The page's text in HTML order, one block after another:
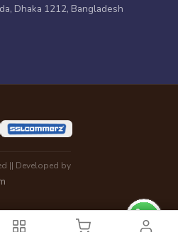
Dhaka 1212, Bangladesh
|| Developed by